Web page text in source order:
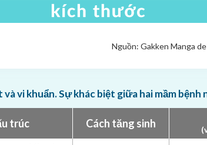
Nguồn: Gakken Manga
vi khuẩn. Sự khác biệt giữa hai mầm bệnh
trúc Cách tăng sinh